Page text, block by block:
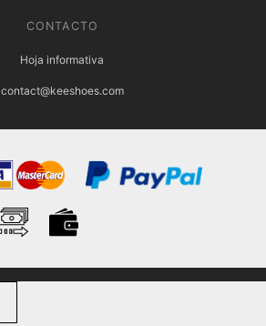
CONTACTO
Hoja informativa
contact@keeshoes.com